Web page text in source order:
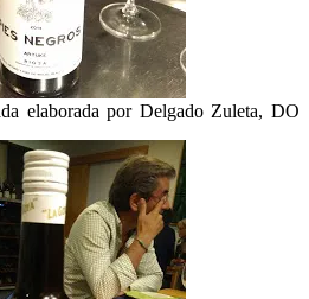
elaborada por Delgado Zuleta, DO